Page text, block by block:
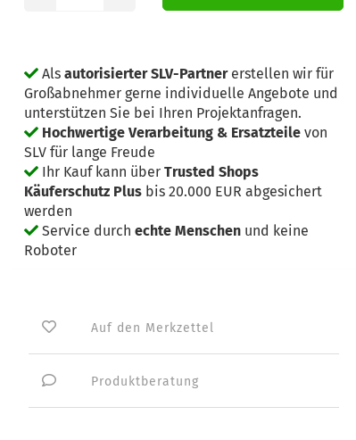
Als autorisierter SLV-Partnererstellen wir für
Großabnehmer gerne individuelle Angebote und
unterstützen Sie bei Ihren Projektanfragen.
Hochwertige Verarbeitung & Ersatzteile von
SLV für lange Freude
Ihr Kauf kann über Trusted Shops
Käuferschutz Plus bis 20.000 EUR abgesichert
werden
Service durch echte Menschen und keine
Roboter
Auf den Merkzettel
Produktberatung